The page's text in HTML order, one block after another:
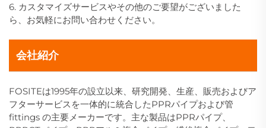
6. カスタマイズサービスやその他のご要望がございました
ら、お気軽にお問い合わせください。
会社紹介
FOSITEは1995年の設立以来、研究開発、生産、販売およびア
フターサービスを一体的に統合したPPRパイプおよび管
fittings の主要メーカーです。主な製品はPPRパイプ、